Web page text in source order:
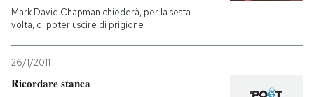
Mark David Chapman chiederà, per la sesta
volta, di poter uscire di prigione
26/1/2011
Ricordare stanca